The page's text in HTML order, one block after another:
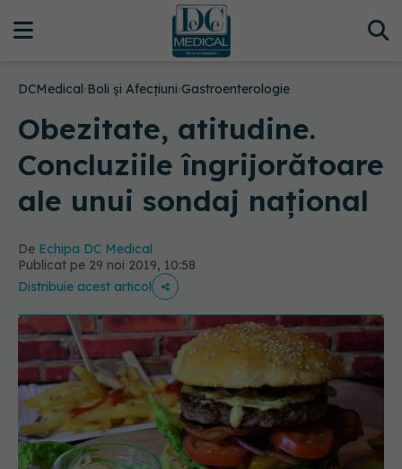
DCMedical›Boli și Afecțiuni›Gastroenterologie
Obezitate, atitudine.
Concluziile îngrijorătoare
ale unui sondaj național
De Echipa DC Medical
Publicat pe 29 noi 2019, 10:58
Distribuie acest articol